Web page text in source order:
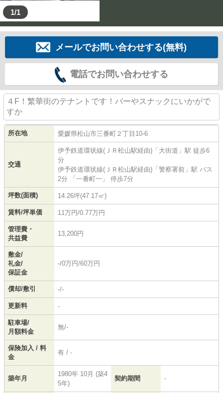
1/1
メールでお問い合わせする(無料)
電話でお問い合わせする
４F！繁華街のテナントです！バーやスナックにいかがで
すか
所在地 愛媛県松山市三番町 ２丁目10-6
交通
伊予鉄道環状線(ＪＲ松山駅経由) 「 大街道 」駅 徒歩6
分
伊予鉄道環状線(ＪＲ松山駅経由) 「 警察署前 」駅 バス
2分 「一番町一」 停歩7分
坪数(面積) 14.26坪(47.17㎡)
賃料/坪単価 11万円/0.77万円
管理費・
共益費
13,200円
敷金/
礼金/
保証金
-/0万円/60万円
償却/敷引 -/-
更新料 -
駐車場/
月額料金
無/-
保険加入 / 料
金
有 / -
築年月
1980年 10月 (築4
5年)
契約期間 -